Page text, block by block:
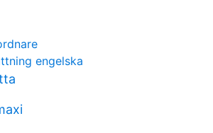
engelska